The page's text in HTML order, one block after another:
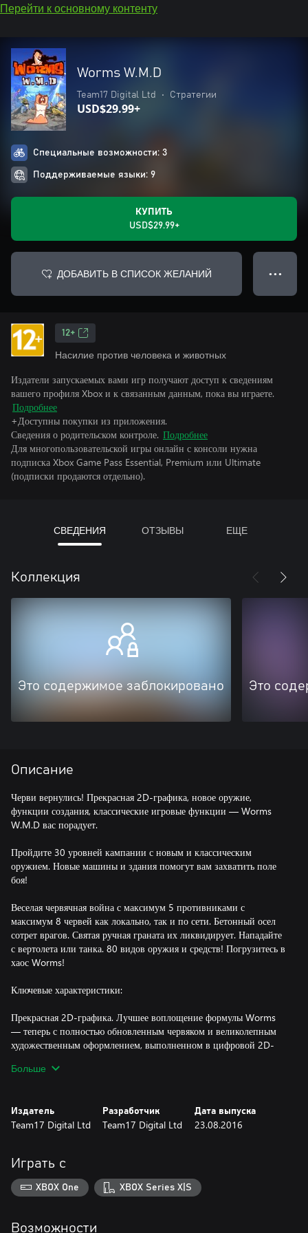
Перейти к основному контенту
Worms W.M.D
Team17 Digital Ltd • Стратегии
USD$29.99+
Специальные возможности: 3
Поддерживаемые языки: 9
КУПИТЬ
USD$29.99+
ДОБАВИТЬ В СПИСОК ЖЕЛАНИЙ ● ● ●
12+
Насилие против человека и животных
Издатели запускаемых вами игр получают доступ к сведениям
вашего профиля Xbox и к связанным данным, пока вы играете.
Подробнее
+Доступны покупки из приложения.
Сведения о родительском контроле. Подробнее
Для многопользовательской игры онлайн с консоли нужна
подписка Xbox Game Pass Essential, Premium или Ultimate
(подписки продаются отдельно).
СВЕДЕНИЯ ОТЗЫВЫ ЕЩЕ
Коллекция
Это содержимое заблокировано Это
Описание
Черви вернулись! Прекрасная 2D-графика, новое оружие,
функции создания, классические игровые функции — Worms
W.M.D вас порадует.
Пройдите 30 уровней кампании с новым и классическим
оружием. Новые машины и здания помогут вам захватить поле
боя!
Веселая червячная война с максимум 5 противниками с
максимум 8 червей как локально, так и по сети. Бетонный осел
сотрет врагов. Святая ручная граната их ликвидирует. Нападайте
с вертолета или танка. 80 видов оружия и средств! Погрузитесь в
хаос Worms!
Ключевые характеристики:
Прекрасная 2D-графика. Лучшее воплощение формулы Worms
— теперь с полностью обновленным червяком и великолепным
художественным оформлением, выполненном в цифровой 2D-
войнах танках, обрушьте на врага огненный дождь, взлетев
высоко в небеса на вертолете, и многое другое!
Здания. Получите тактическое преимущество, спрячьте своих
червей в здании и защитите их от прямых ударов!
Создание. Больше не нужно ждать хода противника! Хватайте
чудовищно улучшенные версии таких предметов, как
Больше
Издатель
Team17 Digital Ltd
Разработчик
Team17 Digital Ltd
Дата выпуска
23.08.2016
Играть с
XBOX One XBOX Series X|S
Возможности